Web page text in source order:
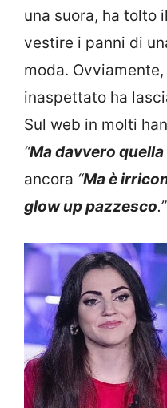
una suora, ha tolto
vestire i panni di
moda.
inaspettato ha
Sul web in molti
“Ma davvero
ancora “Ma è
glow up pazzesco.”